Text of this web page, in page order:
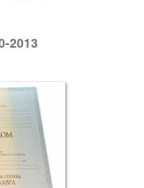
2013